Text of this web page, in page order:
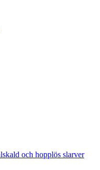
och hopplös slarver